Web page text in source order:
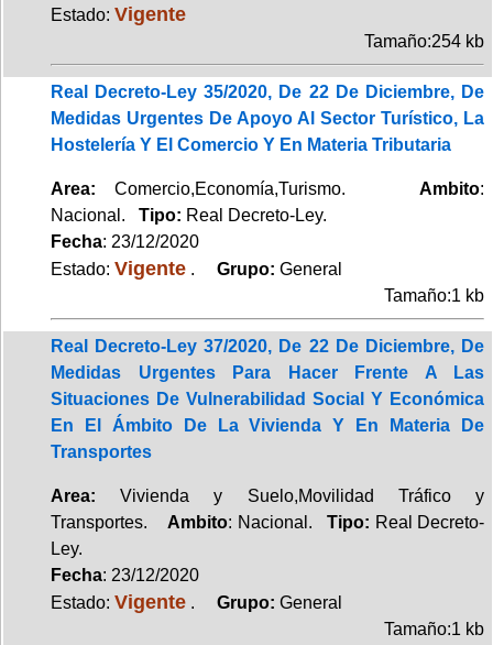
Estado: Vigente
Tamaño:254 kb
Real Decreto-Ley 35/2020, De 22 De Diciembre, De
Medidas Urgentes De Apoyo Al Sector Turístico, La
Hostelería Y El Comercio Y En Materia Tributaria
Area: Comercio,Economía,Turismo. Ambito:
Nacional. Tipo: Real Decreto-Ley.
Fecha: 23/12/2020
Estado: Vigente . Grupo: General
Tamaño:1 kb
Real Decreto-Ley 37/2020, De 22 De Diciembre, De
Medidas Urgentes Para Hacer Frente A Las
Situaciones De Vulnerabilidad Social Y Económica
En El Ámbito De La Vivienda Y En Materia De
Transportes
Area: Vivienda y Suelo,Movilidad Tráfico y
Transportes. Ambito: Nacional. Tipo: Real Decreto-
Ley.
Fecha: 23/12/2020
Estado: Vigente . Grupo: General
Tamaño:1 kb